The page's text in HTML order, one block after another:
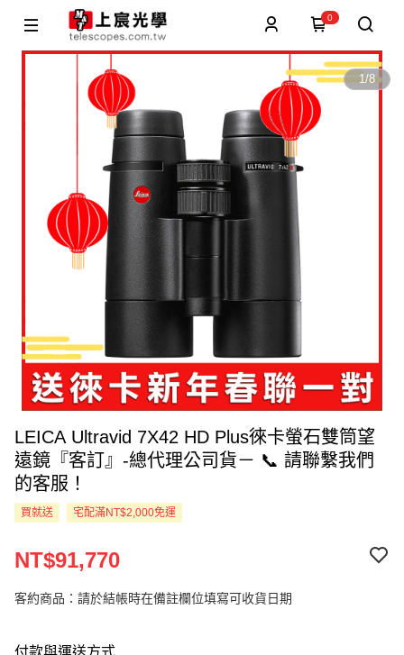
0
1/8
LEICA Ultravid 7X42 HD Plus徠卡螢石雙筒望
遠鏡『客訂』-總代理公司貨－ 📞 請聯繫我們
的客服！
買就送 宅配滿NT$2,000免運
NT$91,770
客約商品：請於結帳時在備註欄位填寫可收貨日期
付款與運送方式